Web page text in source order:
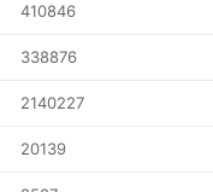
410846
338876
2140227
20139